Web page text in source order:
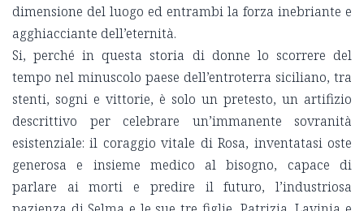
dimensione del luogo ed entrambi la forza inebriante e
agghiacciante dell’eternità.
Si, perché in questa storia di donne lo scorrere del
tempo nel minuscolo paese dell’entroterra siciliano, tra
stenti, sogni e vittorie, è solo un pretesto, un artifizio
descrittivo per celebrare un’immanente sovranità
esistenziale: il coraggio vitale di Rosa, inventatasi oste
generosa e insieme medico al bisogno, capace di
parlare ai morti e predire il futuro, l’industriosa